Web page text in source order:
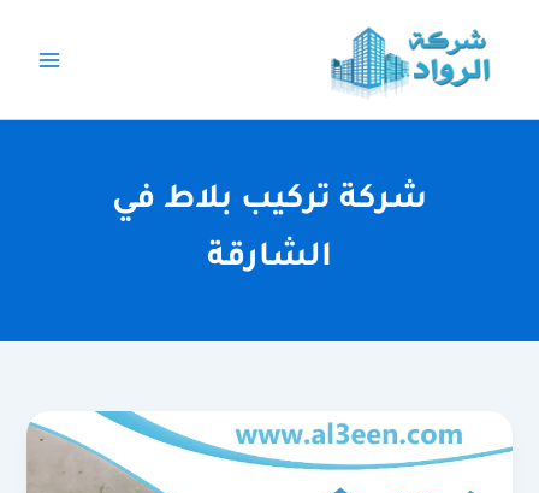
المحتوى
شركة تركيب بلاط في
الشارقة